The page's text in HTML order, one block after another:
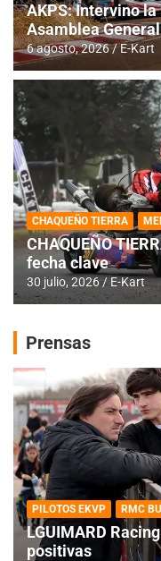
AKPS: Intervino
Asamblea
6 agosto, 2026 E-Kart
CHAQUEÑO TIERRA
CHAQUEÑO
fecha clave
30 julio, 2026 E-Kart
Prensas
PILOTOS EKVP RMC
LGUIMARD
positivas